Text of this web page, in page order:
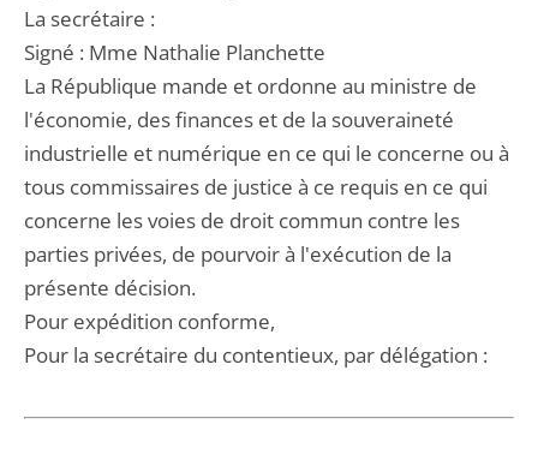
La secrétaire :
Signé : Mme Nathalie Planchette
La République mande et ordonne au ministre de
l'économie, des finances et de la souveraineté
industrielle et numérique en ce qui le concerne ou à
tous commissaires de justice à ce requis en ce qui
concerne les voies de droit commun contre les
parties privées, de pourvoir à l'exécution de la
présente décision.
Pour expédition conforme,
Pour la secrétaire du contentieux, par délégation :